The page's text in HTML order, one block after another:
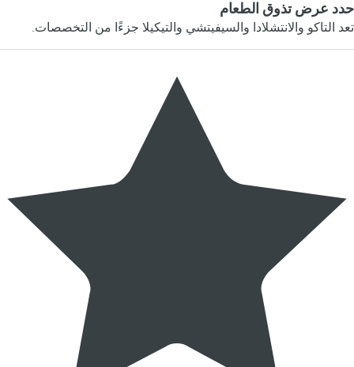
حدد عرض تذوق الطعام
تعد التاكو والانتشلادا والسيفيتشي والتيكيلا جزءًا من التخصصات.